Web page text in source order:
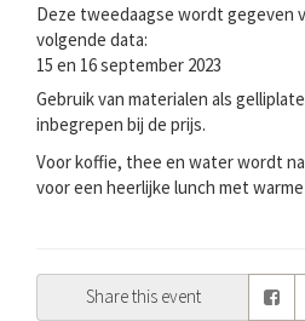
Deze tweedaagse wordt gegeven
volgende data:
15 en 16 september 2023
Gebruik van materialen als
inbegrepen bij de prijs.
Voor koffie, thee en water wordt
voor een heerlijke lunch met
Share this event